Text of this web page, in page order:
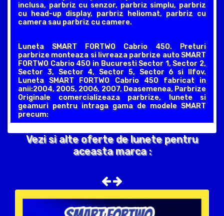
inclusa, parbriz cu senzor, parbriz simplu, parbriz
cu head-up display, parbriz heliomat, parbriz cu
camera sau parbriz cu camere.
Luneta SMART FORTWO Cabrio 450. Preturi
parbrize monteaza si livreaza parbrize auto SMART
FORTWO Cabrio 450 in Bucuresti Sector 1, Sector 2,
Sector 3, Sector 4, Sector 5, Sector 6 si Ilfov.
Luneta SMART FORTWO Cabrio 450 fabricat in
anii:2004, 2005, 2006, 2007, Deasemenea, Parbrize
Originale comercializeaza parbrize, lunete si
geamuri pentru intraga gama de modele SMART
precum:
Vezi si alte oferte de lunete pentru
aceasta marca :